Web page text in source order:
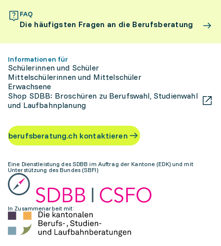
FAQ
Die häufigsten Fragen an die Berufsberatung
Informationen für
Schülerinnen und Schüler
Mittelschülerinnen und Mittelschüler
Erwachsene
Shop SDBB: Broschüren zu Berufswahl, Studienwahl
und Laufbahnplanung
berufsberatung.ch kontaktieren
Eine Dienstleistung des SDBB im Auftrag der Kantone (EDK) und mit
Unterstützung des Bundes (SBFI)
In Zusammenarbeit mit: